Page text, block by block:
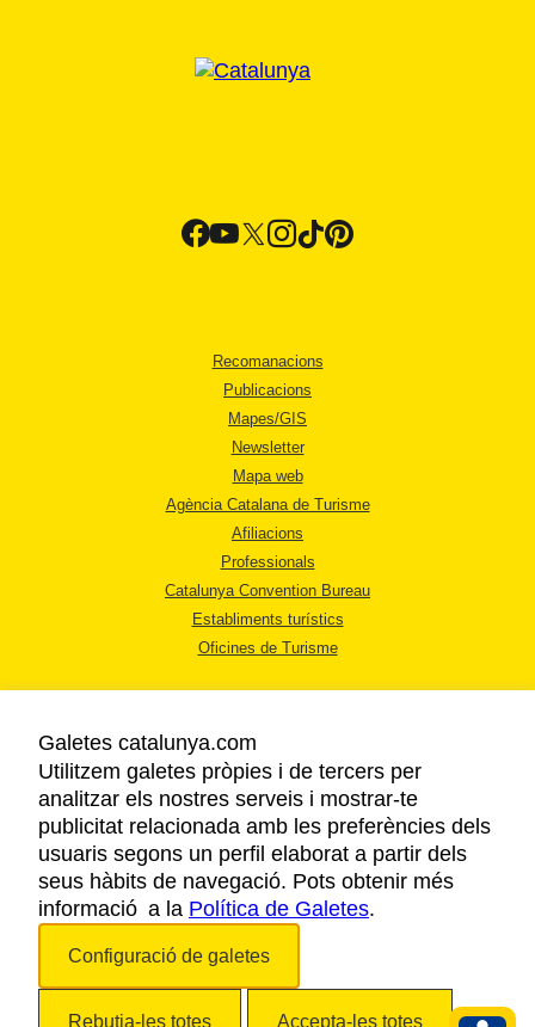
Recomanacions
Publicacions
Mapes/GIS
Newsletter
Mapa web
Agència Catalana de Turisme
Afiliacions
Professionals
Catalunya Convention Bureau
Establiments turístics
Oficines de Turisme
AVÍS LEGAL
POLÍTICA DE PRIVACITAT
COOKIES
ACCESSIBILITAT
Galetes catalunya.com
Utilitzem galetes pròpies i de tercers per
analitzar els nostres serveis i mostrar-te
publicitat relacionada amb les preferències dels
usuaris segons un perfil elaborat a partir dels
seus hàbits de navegació. Pots obtenir més
informació a la Política de Galetes.
Configuració de galetes
Rebutja-les totes Accepta-les totes